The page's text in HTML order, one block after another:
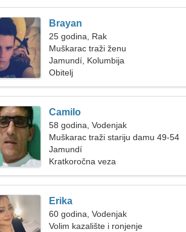
Brayan
25 godina, Rak
Muškarac traži ženu
Jamundí, Kolumbija
Obitelj
Camilo
58 godina, Vodenjak
Muškarac traži stariju damu 49-54
Jamundí
Kratkoročna veza
Erika
60 godina, Vodenjak
Volim kazalište i ronjenje